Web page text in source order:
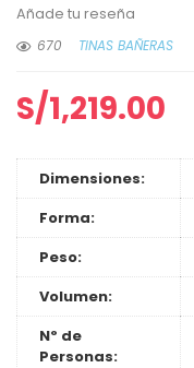
Añade tu reseña
670
TINAS BAÑERAS
S/1,219.00
Dimensiones:
Forma:
Peso:
Volumen:
Nº de
Personas: